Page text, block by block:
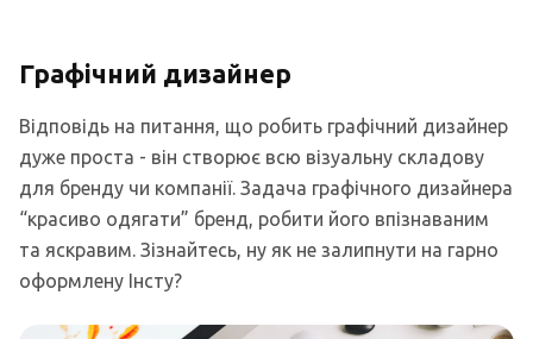
Графічний дизайнер
Відповідь на питання, що робить графічний дизайнер
дуже проста - він створює всю візуальну складову
для бренду чи компанії. Задача графічного дизайнера
“красиво одягати” бренд, робити його впізнаваним
та яскравим. Зізнайтесь, ну як не залипнути на гарно
оформлену Інсту?